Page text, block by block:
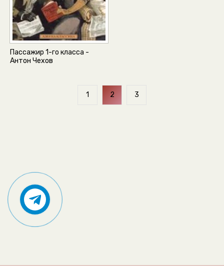
Пассажир 1-го класса -
Антон Чехов
1 2 3